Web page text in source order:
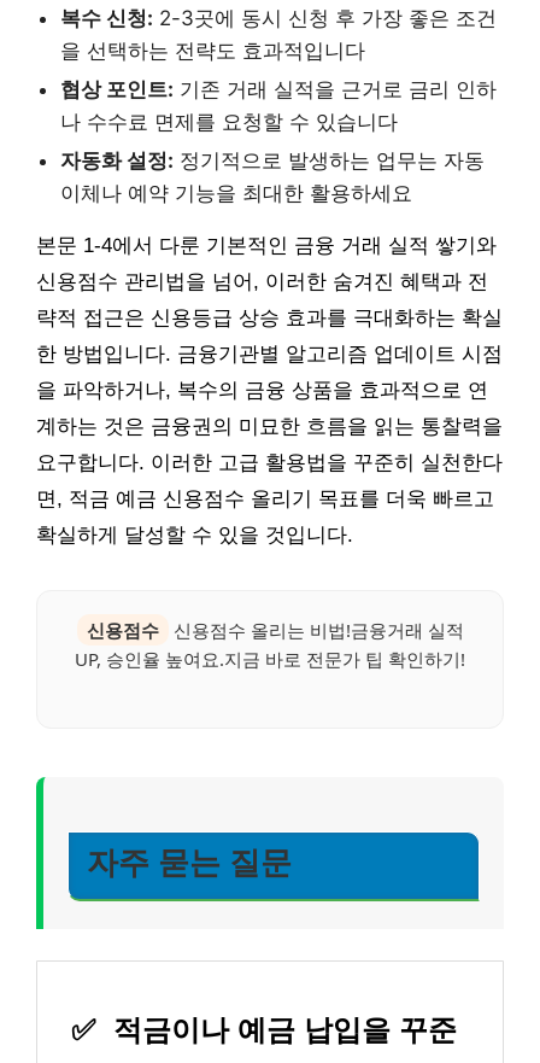
복수 신청: 2-3곳에 동시 신청 후 가장 좋은 조건
을 선택하는 전략도 효과적입니다
협상 포인트: 기존 거래 실적을 근거로 금리 인하
나 수수료 면제를 요청할 수 있습니다
자동화 설정: 정기적으로 발생하는 업무는 자동
이체나 예약 기능을 최대한 활용하세요
본문 1-4에서 다룬 기본적인 금융 거래 실적 쌓기와
신용점수 관리법을 넘어, 이러한 숨겨진 혜택과 전
략적 접근은 신용등급 상승 효과를 극대화하는 확실
한 방법입니다. 금융기관별 알고리즘 업데이트 시점
을 파악하거나, 복수의 금융 상품을 효과적으로 연
계하는 것은 금융권의 미묘한 흐름을 읽는 통찰력을
요구합니다. 이러한 고급 활용법을 꾸준히 실천한다
면, 적금 예금 신용점수 올리기 목표를 더욱 빠르고
확실하게 달성할 수 있을 것입니다.
신용점수
신용점수 올리는 비법!금융거래 실적
UP, 승인율 높여요.지금 바로 전문가 팁 확인하기!
자주 묻는 질문
✅ 적금이나 예금 납입을 꾸준